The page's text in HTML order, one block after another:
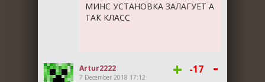
МИНС УСТАНОВКА ЗАЛАГУЕТ А
ТАК КЛАСС
Artur2222
7 December 2018 17:12 + -17 -